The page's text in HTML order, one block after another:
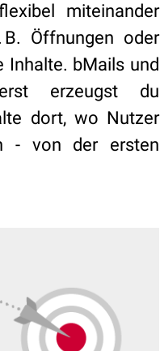
miteinander
Öffnungen oder
Inhalte. bMails und
erzeugst du
dort, wo Nutzer
- von der ersten